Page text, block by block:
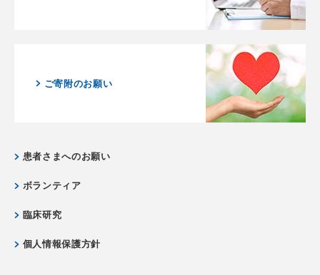
ご寄附のお願い
患者さまへのお願い
ボランティア
臨床研究
個人情報保護方針